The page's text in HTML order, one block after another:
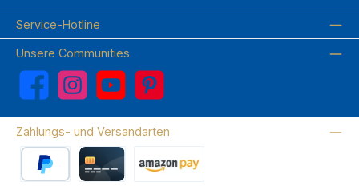
Service-Hotline
Unsere Communities
Facebook Instagram YouTube Pinterest
Zahlungs- und Versandarten